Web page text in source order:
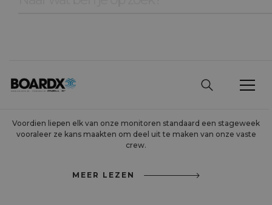
BOARDX-MONITOR!
Voordien liepen elk van onze monitoren standaard een stageweek
vooraleer ze kans maakten om deel uit te maken van onze vaste
crew.
MEER LEZEN